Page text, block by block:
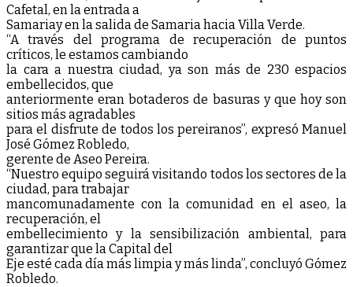
Cafetal, en la entrada a
Samariay en la salida de Samaria hacia Villa Verde.
“A través del programa de recuperación de puntos
críticos, le estamos cambiando
la cara a nuestra ciudad, ya son más de 230 espacios
embellecidos, que
anteriormente eran botaderos de basuras y que hoy son
sitios más agradables
para el disfrute de todos los pereiranos”, expresó Manuel
José Gómez Robledo,
gerente de Aseo Pereira.
“Nuestro equipo seguirá visitando todos los sectores de la
ciudad, para trabajar
mancomunadamente con la comunidad en el aseo, la
recuperación, el
embellecimiento y la sensibilización ambiental, para
garantizar que la Capital del
Eje esté cada día más limpia y más linda”, concluyó Gómez
Robledo.